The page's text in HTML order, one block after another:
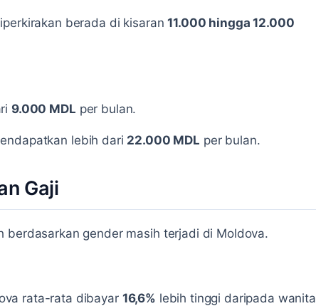
berada di kisaran11.000 hingga 12.000
9.000 MDL per bulan.
lebih dari 22.000 MDL per bulan.
Gaji
berdasarkan gender masih terjadi di Moldova.
rata-rata dibayar 16,6% lebih tinggi daripada wanita